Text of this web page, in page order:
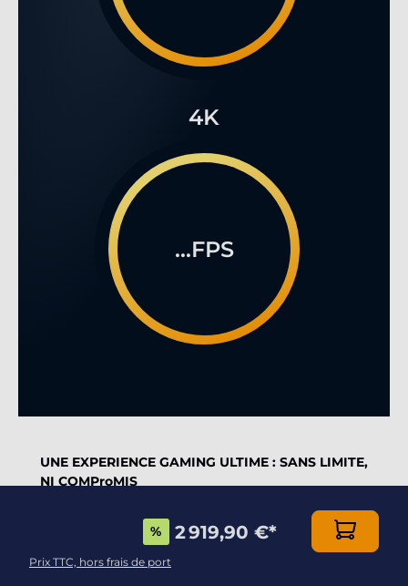
4K
...FPS
UNE EXPERIENCE GAMING ULTIME : SANS LIMITE,
NI COMProMIS
Dotée d'un boitier de grande qualité et d'une
puissance à couper le souffle, cette configuration
gaming est le must pour le Gamer intransigeant.
% 2 919,90 €*
Prix TTC, hors frais de port